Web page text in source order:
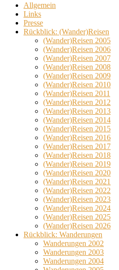
Allgemein
Links
Presse
Rückblick: (Wander)Reisen
(Wander)Reisen 2005
(Wander)Reisen 2006
(Wander)Reisen 2007
(Wander)Reisen 2008
(Wander)Reisen 2009
(Wander)Reisen 2010
(Wander)Reisen 2011
(Wander)Reisen 2012
(Wander)Reisen 2013
(Wander)Reisen 2014
(Wander)Reisen 2015
(Wander)Reisen 2016
(Wander)Reisen 2017
(Wander)Reisen 2018
(Wander)Reisen 2019
(Wander)Reisen 2020
(Wander)Reisen 2021
(Wander)Reisen 2022
(Wander)Reisen 2023
(Wander)Reisen 2024
(Wander)Reisen 2025
(Wander)Reisen 2026
Rückblick: Wanderungen
Wanderungen 2002
Wanderungen 2003
Wanderungen 2004